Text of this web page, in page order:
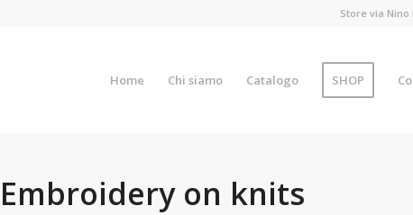
Store via Nino
Home Chi siamo Catalogo SHOP
Embroidery on knits